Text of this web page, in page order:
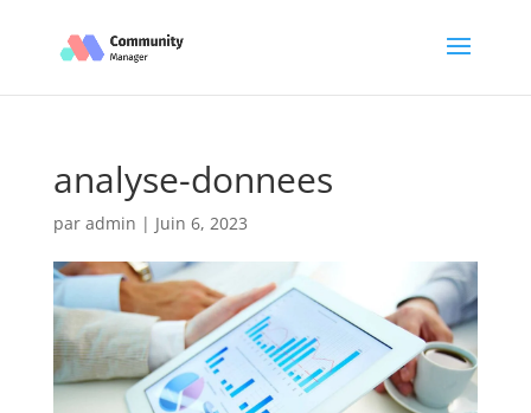
analyse-donnees
par admin | Juin 6, 2023